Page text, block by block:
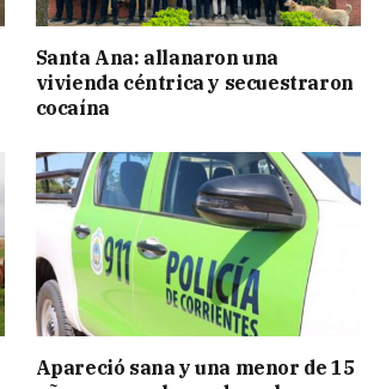
Santa Ana: allanaron una
vivienda céntrica y secuestraron
cocaína
Apareció sana y una menor de 15